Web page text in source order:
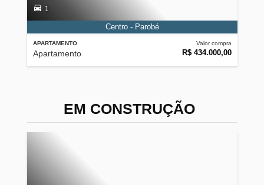
APARTAMENTO
Apartamento
Valor compra
R$ 434.000,00
1
Centro - Parobé
EM CONSTRUÇÃO